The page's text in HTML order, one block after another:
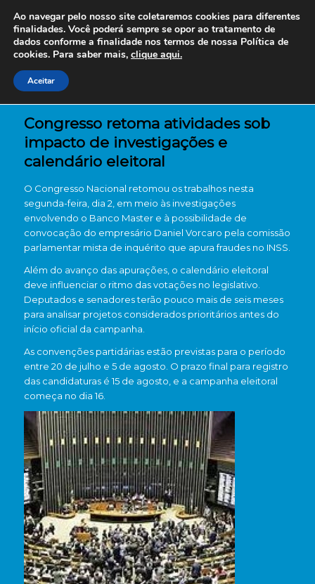
Congresso retoma atividades sob
impacto de investigações e
calendário eleitoral
O Congresso Nacional retomou os trabalhos nesta
segunda-feira, dia 2, em meio às investigações
envolvendo o Banco Master e à possibilidade de
convocação do empresário Daniel Vorcaro pela comissão
parlamentar mista de inquérito que apura fraudes no INSS.
Além do avanço das apurações, o calendário eleitoral
deve influenciar o ritmo das votações no legislativo.
Deputados e senadores terão pouco mais de seis meses
para analisar projetos considerados prioritários antes do
início oficial da campanha.
As convenções partidárias estão previstas para o período
entre 20 de julho e 5 de agosto. O prazo final para registro
das candidaturas é 15 de agosto, e a campanha eleitoral
começa no dia 16.
Ao navegar pelo nosso site coletaremos cookies para diferentes
finalidades. Você poderá sempre se opor ao tratamento de
dados conforme a finalidade nos termos de nossa Política de
cookies. Para saber mais, clique aqui.
Aceitar